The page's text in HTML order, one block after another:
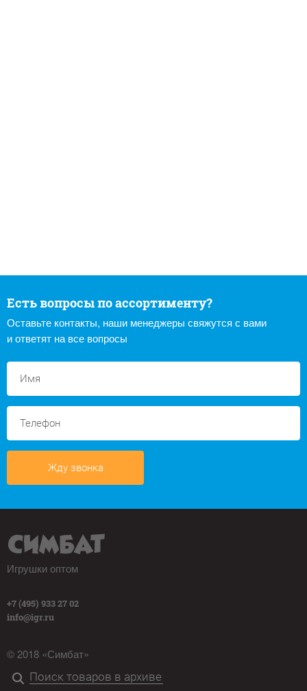
Есть вопросы по ассортименту?
Оставьте контакты, наши менеджеры свяжутся с вами
и ответят на все вопросы
Жду звонка
Игрушки оптом
+7 (495) 933 27 02
info@igr.ru
© 2018 «Симбат»